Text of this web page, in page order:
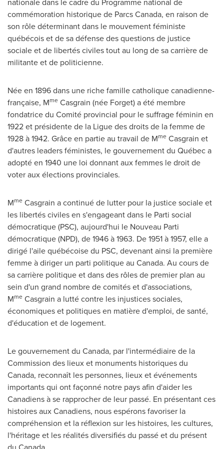
commémoration historique de Parcs Canada, en raison de
son rôle déterminant dans le mouvement féministe
québécois et de sa défense des questions de justice
sociale et de libertés civiles tout au long de sa carrière de
militante et de politicienne.
Née en 1896 dans une riche famille catholique canadienne-
française, Mme Casgrain (née Forget) a été membre
fondatrice du Comité provincial pour le suffrage féminin en
1922 et présidente de la Ligue des droits de la femme de
1928 à 1942. Grâce en partie au travail de Mme Casgrain et
d'autres leaders féministes, le gouvernement du Québec a
adopté en 1940 une loi donnant aux femmes le droit de
voter aux élections provinciales.
Mme Casgrain a continué de lutter pour la justice sociale et
les libertés civiles en s'engageant dans le Parti social
démocratique (PSC), aujourd'hui le Nouveau Parti
démocratique (NPD), de 1946 à 1963. De 1951 à 1957, elle a
dirigé l'aile québécoise du PSC, devenant ainsi la première
femme à diriger un parti politique au Canada. Au cours de
sa carrière politique et dans des rôles de premier plan au
sein d'un grand nombre de comités et d'associations,
Mme Casgrain a lutté contre les injustices sociales,
économiques et politiques en matière d'emploi, de santé,
d'éducation et de logement.
Le gouvernement du Canada, par l'intermédiaire de la
Commission des lieux et monuments historiques du
Canada, reconnaît les personnes, lieux et événements
importants qui ont façonné notre pays afin d'aider les
Canadiens à se rapprocher de leur passé. En présentant ces
histoires aux Canadiens, nous espérons favoriser la
compréhension et la réflexion sur les histoires, les cultures,
l'héritage et les réalités diversifiés du passé et du présent